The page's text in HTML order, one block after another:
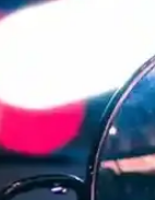
Kullanım
için ideal. Rahat